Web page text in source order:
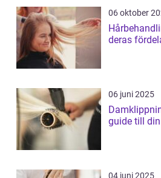
06 oktober
deras
06 juni 2025
guide till
04 juni 2025